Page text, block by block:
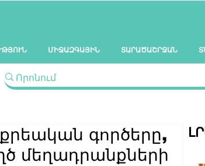
ՄԻՋԱԶԳԱՅԻՆ ՏԱՐԱԾԱՇՐՋԱՆ
գործերը,
մեղադրանքների